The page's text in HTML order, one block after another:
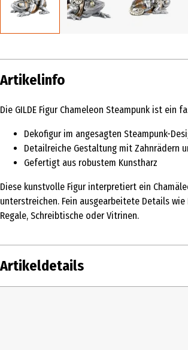
Artikelinfo
Die GILDE Figur Chameleon Steampunk ist
Dekofigur im angesagten Steampunk-
Detailreiche Gestaltung mit Zahnrädern
Gefertigt aus robustem Kunstharz
Diese kunstvolle Figur interpretiert ein
unterstreichen. Fein ausgearbeitete Details
Regale, Schreibtische oder Vitrinen.
Artikeldetails